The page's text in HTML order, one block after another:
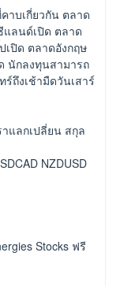
าบเกี่ยวกัน ตลาด
แลนด์เปิด ตลาด
ปิด ตลาดอังกฤษ
นักลงทุนสามารถ
ถึงเช้ามืดวันเสาร์
าแลกเปลี่ยน สกุล
NZDUSD
Stocks ฟรี